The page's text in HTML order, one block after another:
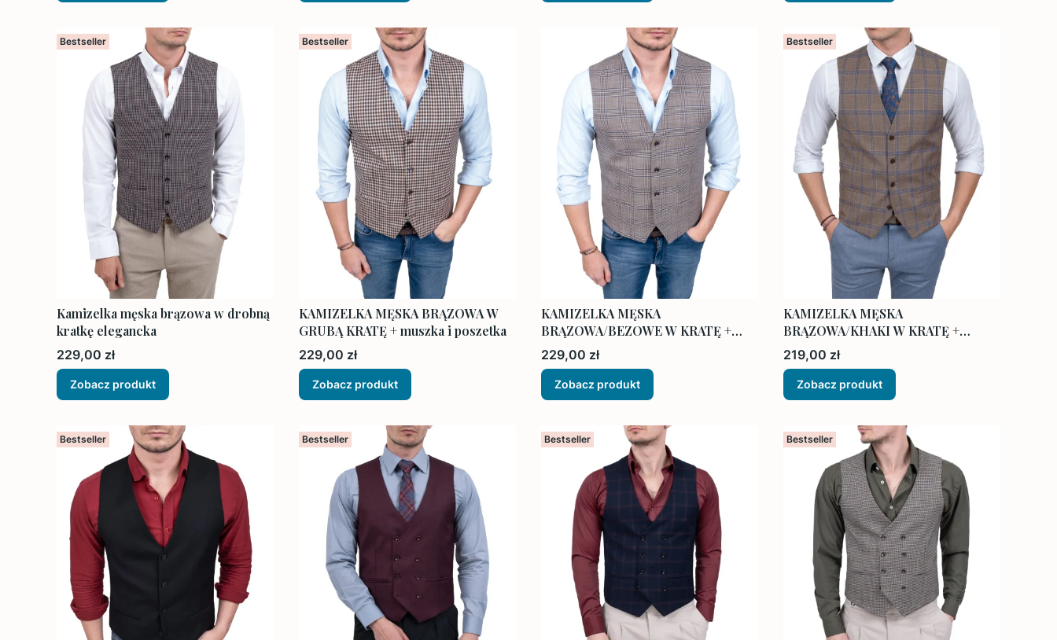
Bestseller
Kamizelka męska brązowa w drobną
kratkę elegancka
Cena
229,00 zł
Zobacz produkt
Bestseller
KAMIZELKA MĘSKA BRĄZOWA W
GRUBĄ KRATĘ + muszka i poszetka
Cena
229,00 zł
Zobacz produkt
KAMIZELKA MĘSKA
BRĄZOWA/BEZOWE W KRATĘ +
muszka i poszetka
Cena
229,00 zł
Zobacz produkt
Bestseller
KAMIZELKA MĘSKA
BRĄZOWA/KHAKI W KRATĘ +
muszka i poszetka
Cena
219,00 zł
Zobacz produkt
Bestseller Bestseller Bestseller Bestseller